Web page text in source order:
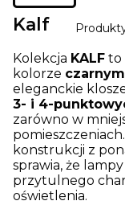
Kalf
Kolekcja KALF to
kolorze czarnym
eleganckie
3- i 4-
zarówno w
konstrukcji z
sprawia, że
przytulnego
oświetlenia.